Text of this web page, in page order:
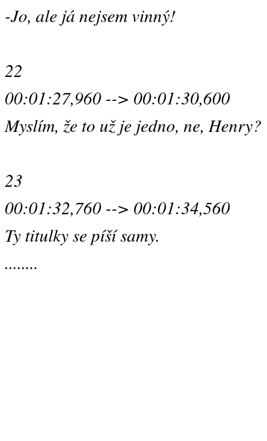
-Jo, ale já nejsem vinný!
22
00:01:27,960 --> 00:01:30,600
Myslím, že to už je jedno, ne, Henry?
23
00:01:32,760 --> 00:01:34,560
Ty titulky se píší samy.
........